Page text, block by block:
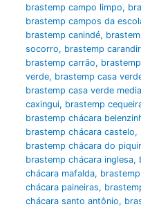
brastemp campo limpo,
brastemp campos da
brastemp canindé,
socorro, brastemp
brastemp carrão,
verde, brastemp casa
brastemp casa verde media
caxingui, brastemp
brastemp chácara
brastemp chácara castelo,
brastemp chácara do
brastemp chácara inglesa,
chácara mafalda,
chácara paineiras,
chácara santo antônio,